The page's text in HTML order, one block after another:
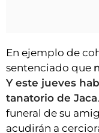
En ejemplo de
sentenciado que
Y este jueves
tanatorio de Jaca
funeral de su
acudirán a